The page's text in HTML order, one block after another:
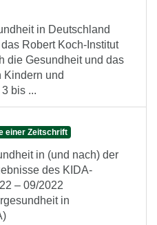
in Deutschland
Robert Koch-Institut
die Gesundheit und das
Kindern und
bis ...
einer Zeitschrift
in (und nach) der
des KIDA-
– 09/2022
in